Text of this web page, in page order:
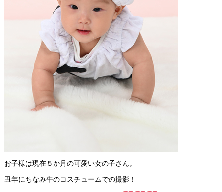
お子様は現在５か月の可愛い女の子さん。
丑年にちなみ牛のコスチュームでの撮影！